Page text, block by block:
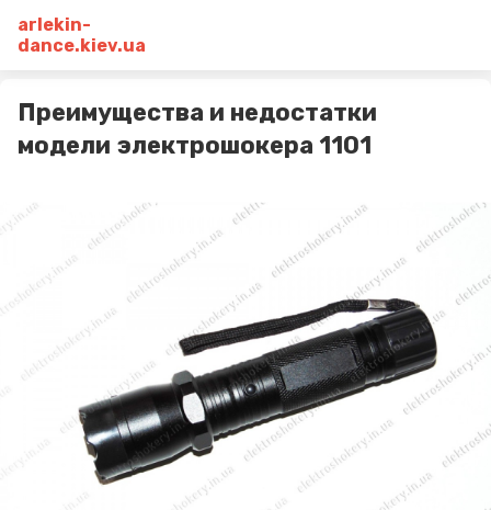
arlekin-
dance.kiev.ua
Преимущества и недостатки
модели электрошокера 1101